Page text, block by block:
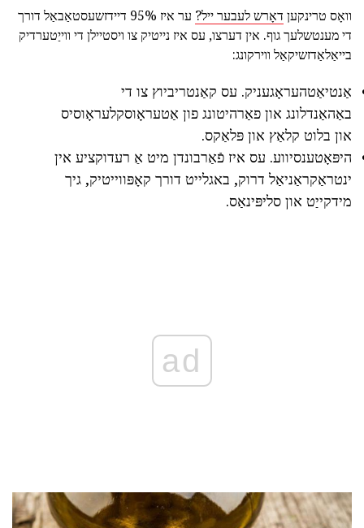
וואָס טרינקען דאָרש לעבער ייל?
ער איז 95% דיידזשעסטאַבאַל דורך
די מענטשלעך גוף. אין דערצו, עס איז נייטיק צו ויסטיילן די ווייַטערדיק
בייאַלאַדזשיקאַל ווירקונג:
אַנטיאַטהעראָגעניק. עס קאַנטריביוץ צו די
באַהאַנדלונג און פאַרהיטונג פון אַטעראָוסקלעראָוסיס
און בלוט קלאַץ און פּלאַקס.
היפּאָטענסיווע. עס איז פֿאַרבונדן מיט אַ רעדוקציע אין
ינטראַקראַניאַל דרוק, באגלייט דורך קאָפּווייטיק, גיך
מידקייַט און סליפּינאַס.
ad